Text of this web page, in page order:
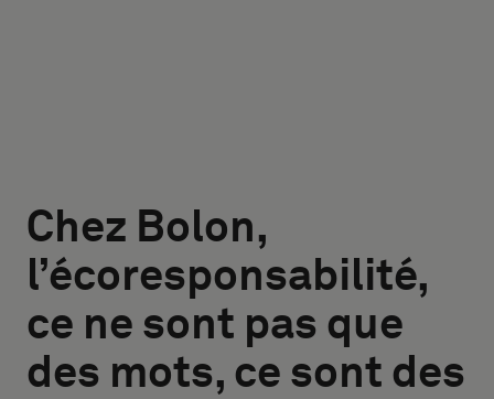
Chez Bolon,
l’écoresponsabilité,
ce ne sont pas que
des mots, ce sont des